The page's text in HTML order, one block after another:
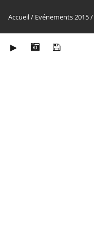
Accueil/ Evénements 2015/